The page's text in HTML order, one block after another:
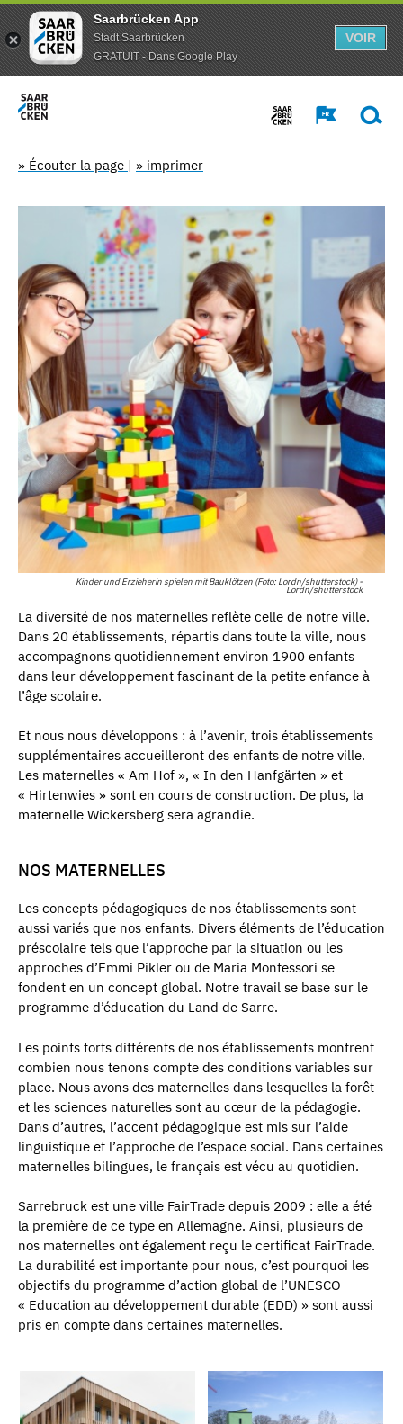
Saarbrücken App
Stadt Saarbrücken
GRATUIT - Dans Google Play
VOIR
» Écouter la page | » imprimer
Kinder und Erzieherin spielen mit Bauklötzen (Foto: Lordn/shutterstock) -
Lordn/shutterstock
La diversité de nos maternelles reflète celle de notre ville.
Dans 20 établissements, répartis dans toute la ville, nous
accompagnons quotidiennement environ 1900 enfants
dans leur développement fascinant de la petite enfance à
l’âge scolaire.
Et nous nous développons : à l’avenir, trois établissements
supplémentaires accueilleront des enfants de notre ville.
Les maternelles « Am Hof », « In den Hanfgärten » et
« Hirtenwies » sont en cours de construction. De plus, la
maternelle Wickersberg sera agrandie.
NOS MATERNELLES
Les concepts pédagogiques de nos établissements sont
aussi variés que nos enfants. Divers éléments de l’éducation
préscolaire tels que l’approche par la situation ou les
approches d’Emmi Pikler ou de Maria Montessori se
fondent en un concept global. Notre travail se base sur le
programme d’éducation du Land de Sarre.
Les points forts différents de nos établissements montrent
combien nous tenons compte des conditions variables sur
place. Nous avons des maternelles dans lesquelles la forêt
et les sciences naturelles sont au cœur de la pédagogie.
Dans d’autres, l’accent pédagogique est mis sur l’aide
linguistique et l’approche de l’espace social. Dans certaines
maternelles bilingues, le français est vécu au quotidien.
Sarrebruck est une ville FairTrade depuis 2009 : elle a été
la première de ce type en Allemagne. Ainsi, plusieurs de
nos maternelles ont également reçu le certificat FairTrade.
La durabilité est importante pour nous, c’est pourquoi les
objectifs du programme d’action global de l’UNESCO
« Education au développement durable (EDD) » sont aussi
pris en compte dans certaines maternelles.